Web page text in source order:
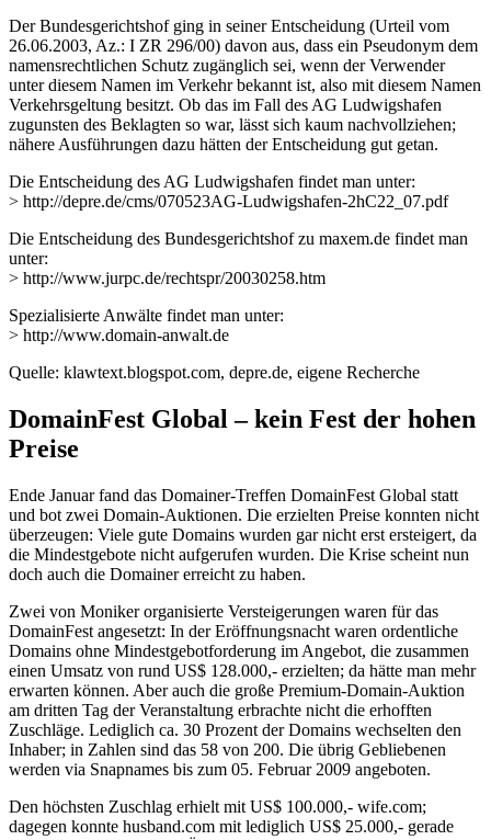
Der Bundesgerichtshof ging in seiner Entscheidung (Urteil vom
26.06.2003, Az.: I ZR 296/00) davon aus, dass ein Pseudonym dem
namensrechtlichen Schutz zugänglich sei, wenn der Verwender
unter diesem Namen im Verkehr bekannt ist, also mit diesem Namen
Verkehrsgeltung besitzt. Ob das im Fall des AG Ludwigshafen
zugunsten des Beklagten so war, lässt sich kaum nachvollziehen;
nähere Ausführungen dazu hätten der Entscheidung gut getan.
Die Entscheidung des AG Ludwigshafen findet man unter:
> http://depre.de/cms/070523AG-Ludwigshafen-2hC22_07.pdf
Die Entscheidung des Bundesgerichtshof zu maxem.de findet man
unter:
> http://www.jurpc.de/rechtspr/20030258.htm
Spezialisierte Anwälte findet man unter:
> http://www.domain-anwalt.de
Quelle: klawtext.blogspot.com, depre.de, eigene Recherche
DomainFest Global – kein Fest der hohen
Preise
Ende Januar fand das Domainer-Treffen DomainFest Global statt
und bot zwei Domain-Auktionen. Die erzielten Preise konnten nicht
überzeugen: Viele gute Domains wurden gar nicht erst ersteigert, da
die Mindestgebote nicht aufgerufen wurden. Die Krise scheint nun
doch auch die Domainer erreicht zu haben.
Zwei von Moniker organisierte Versteigerungen waren für das
DomainFest angesetzt: In der Eröffnungsnacht waren ordentliche
Domains ohne Mindestgebotforderung im Angebot, die zusammen
einen Umsatz von rund US$ 128.000,- erzielten; da hätte man mehr
erwarten können. Aber auch die große Premium-Domain-Auktion
am dritten Tag der Veranstaltung erbrachte nicht die erhofften
Zuschläge. Lediglich ca. 30 Prozent der Domains wechselten den
Inhaber; in Zahlen sind das 58 von 200. Die übrig Gebliebenen
werden via Snapnames bis zum 05. Februar 2009 angeboten.
Den höchsten Zuschlag erhielt mit US$ 100.000,- wife.com;
dagegen konnte husband.com mit lediglich US$ 25.000,- gerade